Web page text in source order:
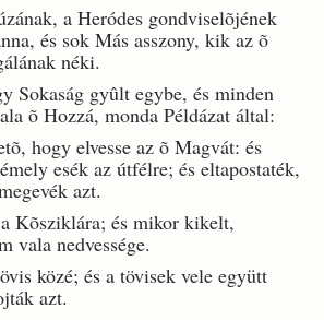
a Heródes gondviselõjének
és sok Más asszony, kik az õ
néki.
Sokaság gyûlt egybe, és minden
õ Hozzá, monda Példázat által:
hogy elvesse az õ Magvát: és
esék az útfélre; és eltapostaték,
azt.
Kõsziklára; és mikor kikelt,
vala nedvessége.
közé; és a tövisek vele együtt
azt.